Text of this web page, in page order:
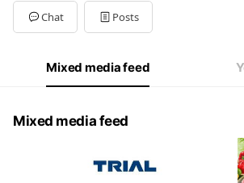
Chat Posts
Mixed media feed
Mixed media feed